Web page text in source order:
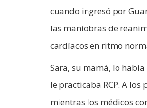
cuando ingresó por
las maniobras de
cardíacos en ritmo
Sara, su mamá, lo
le practicaba RCP. A
mientras los médicos